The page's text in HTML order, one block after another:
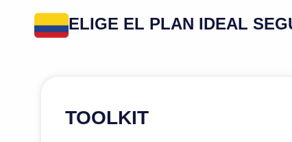
ELIGE EL PLAN IDEAL
TOOLKIT